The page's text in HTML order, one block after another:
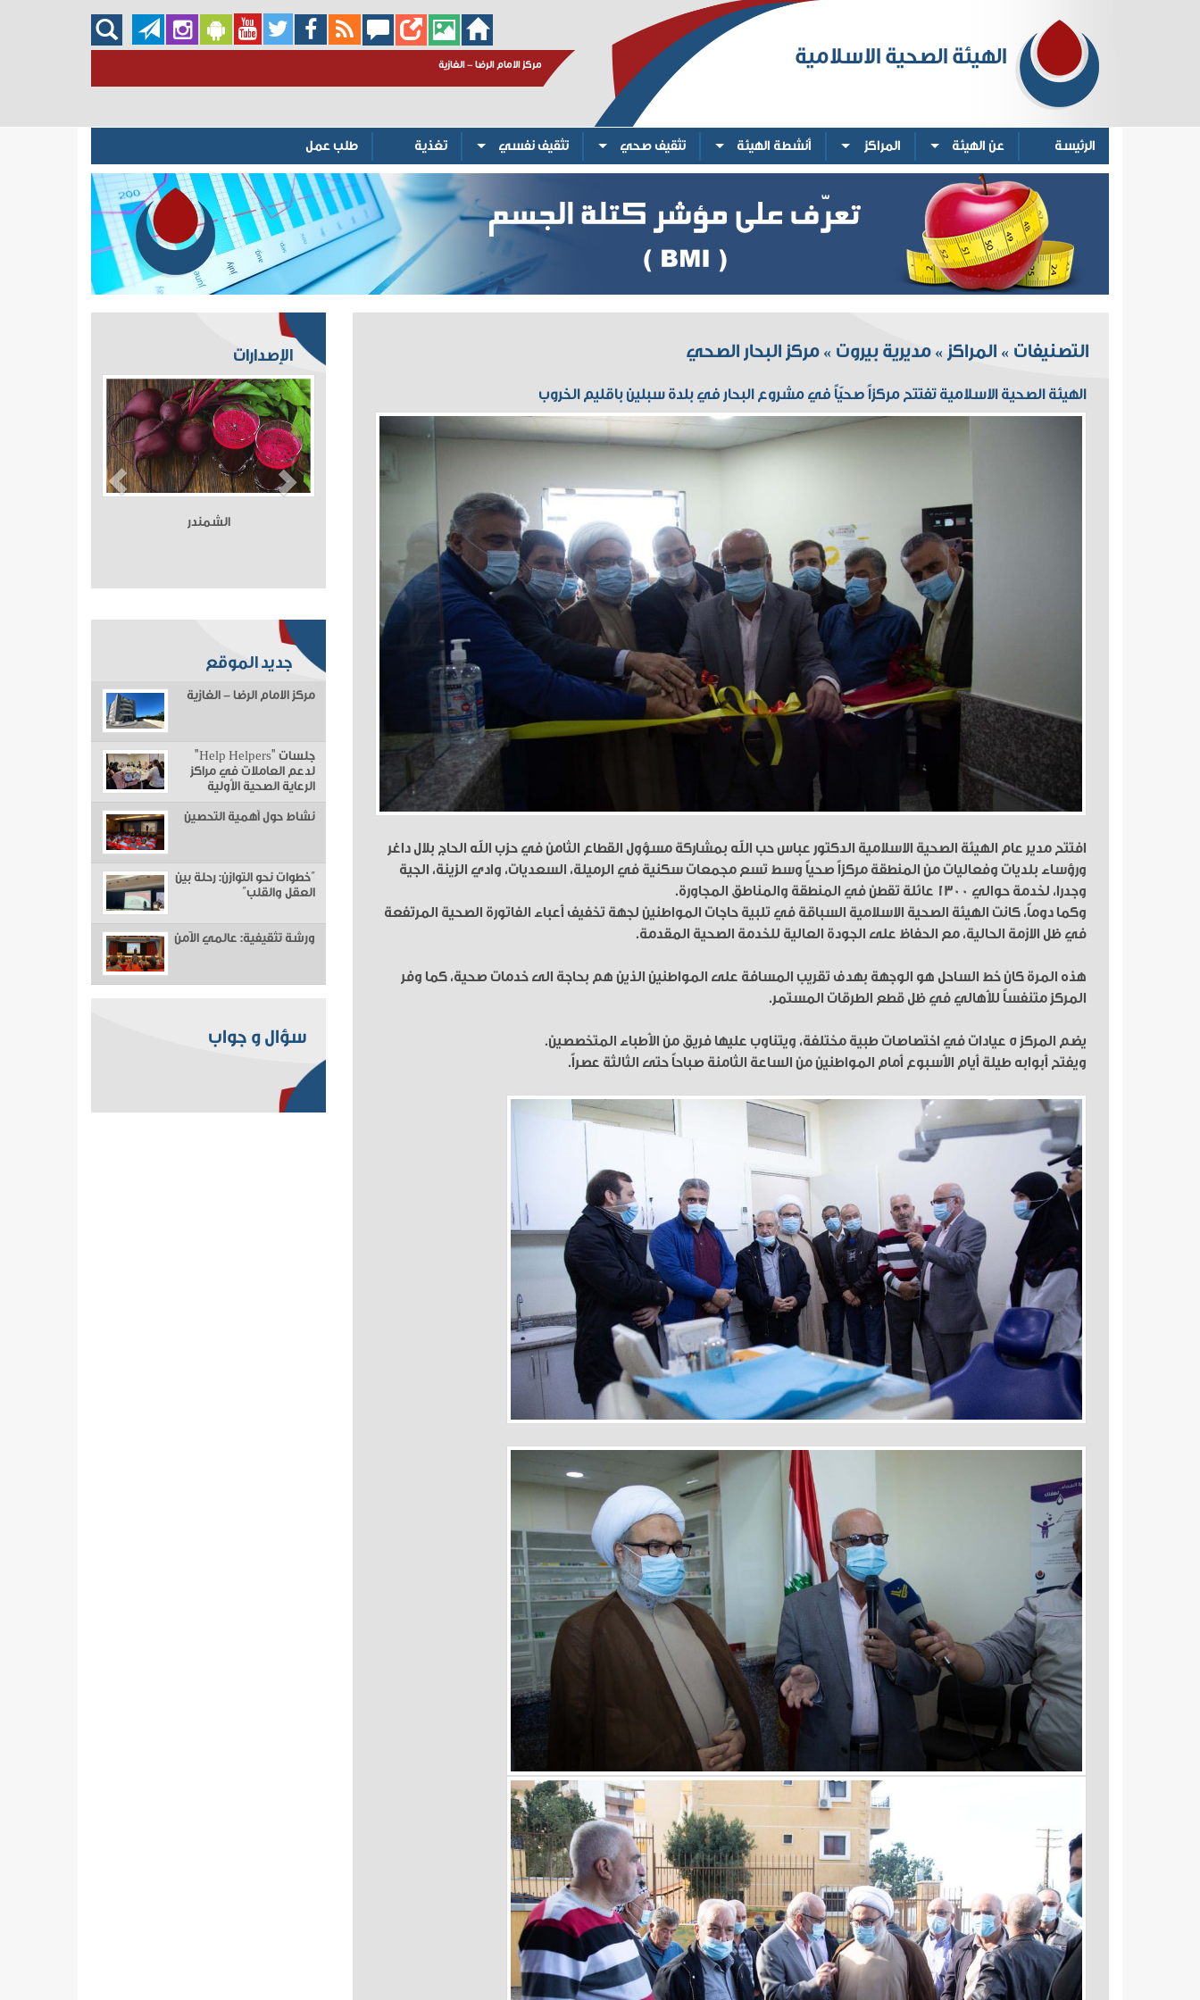
الهيئة الصحية الاسلامية مركز الامام الرضا - الغازية
الرئيسة عن الهيئة المراكز أنشطة الهيئة تثقيف صحي تثقيف نفسي تغذية طلب عمل
التصنيفات » المراكز » مديرية بيروت » مركز البحار الصحي
الهيئة الصحية الاسلامية تفتتح مركزاً صحيّاً في مشروع البحار في بلدة سبلين باقليم الخروب
افتتح مدير عام الهيئة الصحية الاسلامية الدكتور عباس حب الله بمشاركة مسؤول القطاع الثامن في حزب الله الحاج بلال داغر
ورؤساء بلديات وفعاليات من المنطقة مركزاً صحياً وسط تسع مجمعات سكنية في الرميلة، السعديات، وادي الزينة، الجية
وجدرا، لخدمة حوالي 1300 عائلة تقطن في المنطقة والمناطق المجاورة.
وكما دوماً، كانت الهيئة الصحية الاسلامية السباقة في تلبية حاجات المواطنين لجهة تخفيف أعباء الفاتورة الصحية المرتفعة
في ظل الازمة الحالية، مع الحفاظ على الجودة العالية للخدمة الصحية المقدمة.
هذه المرة كان خط الساحل هو الوجهة بهدف تقريب المسافة على المواطنين الذين هم بحاجة الى خدمات صحية، كما وفر
المركز متنفساً للأهالي في ظل قطع الطرقات المستمر.
يضم المركز 5 عيادات في اختصاصات طبية مختلفة، ويتناوب عليها فريق من الأطباء المتخصصين.
ويفتح أبوابه طيلة أيام الأسبوع أمام المواطنين من الساعة الثامنة صباحاً حتى الثالثة عصراً.
الإصدارات
الشمندر
جديد الموقع
مركز الامام الرضا - الغازية
جلسات "Help Helpers"
لدعم العاملات في مراكز
الرعاية الصحية الأولية
نشاط حول أهمية التحصين
“خطوات نحو التوازن: رحلة بين
العقل والقلب”
ورشة تثقيفية: عالمي الآمن
سؤال و جواب